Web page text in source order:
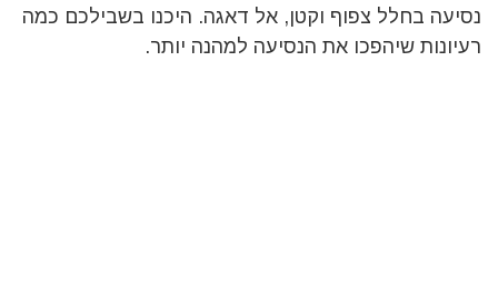
נסיעה בחלל צפוף וקטן, אל דאגה. היכנו בשבילכם כמה
רעיונות שיהפכו את הנסיעה למהנה יותר.